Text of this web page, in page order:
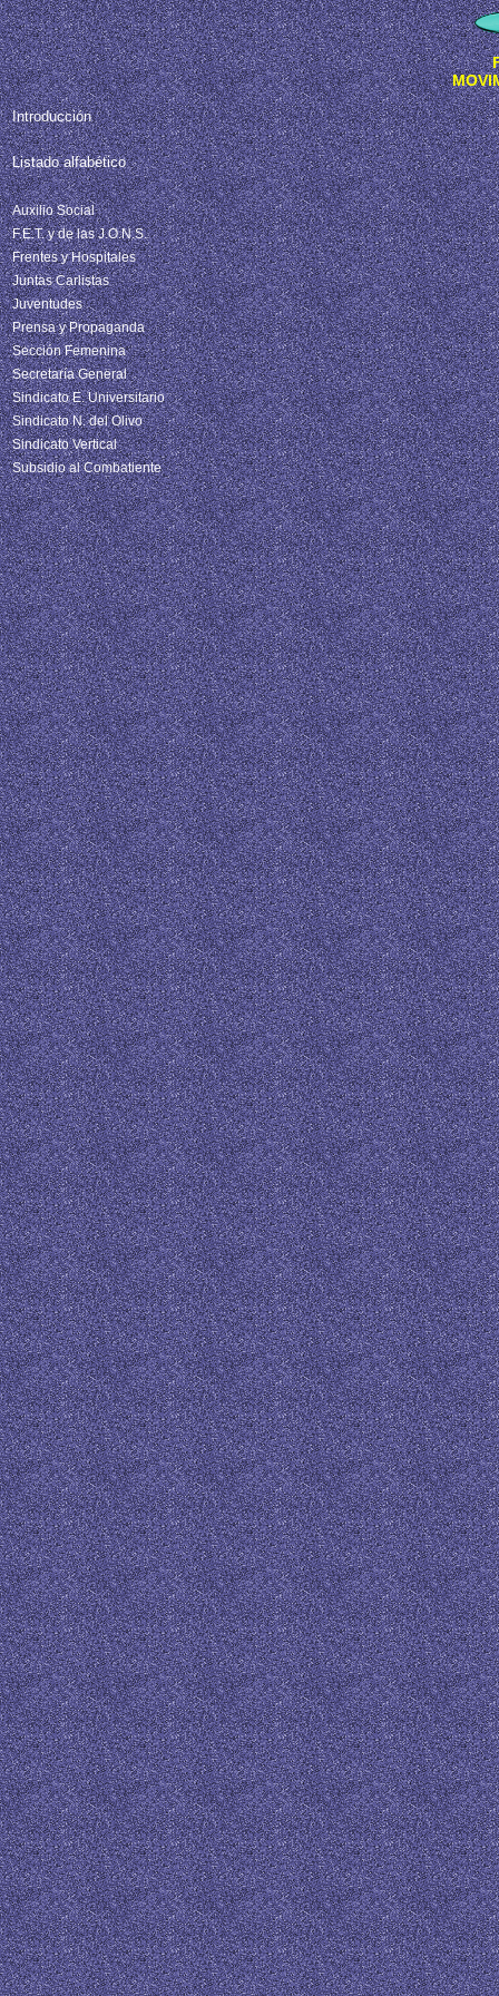
Introducción
Listado alfabético
Auxilio Social
F.E.T. y de las J.O.N.S.
Frentes y Hospitales
Juntas Carlistas
Juventudes
Prensa y Propaganda
Sección Femenina
Secretaría General
Sindicato E. Universitario
Sindicato N. del Olivo
Sindicato Vertical
Subsidio al Combatiente